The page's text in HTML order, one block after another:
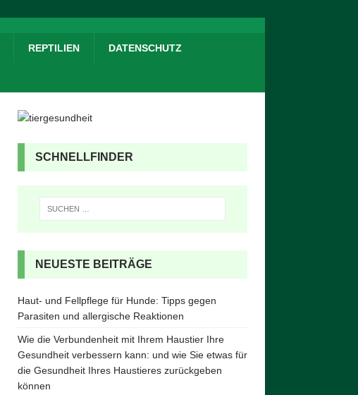
REPTILIEN DATENSCHUTZ
SCHNELLFINDER
NEUESTE BEITRÄGE
Haut- und Fellpflege für Hunde: Tipps gegen
Parasiten und allergische Reaktionen
Wie die Verbundenheit mit Ihrem Haustier Ihre
Gesundheit verbessern kann: und wie Sie etwas für
die Gesundheit Ihres Haustieres zurückgeben
können